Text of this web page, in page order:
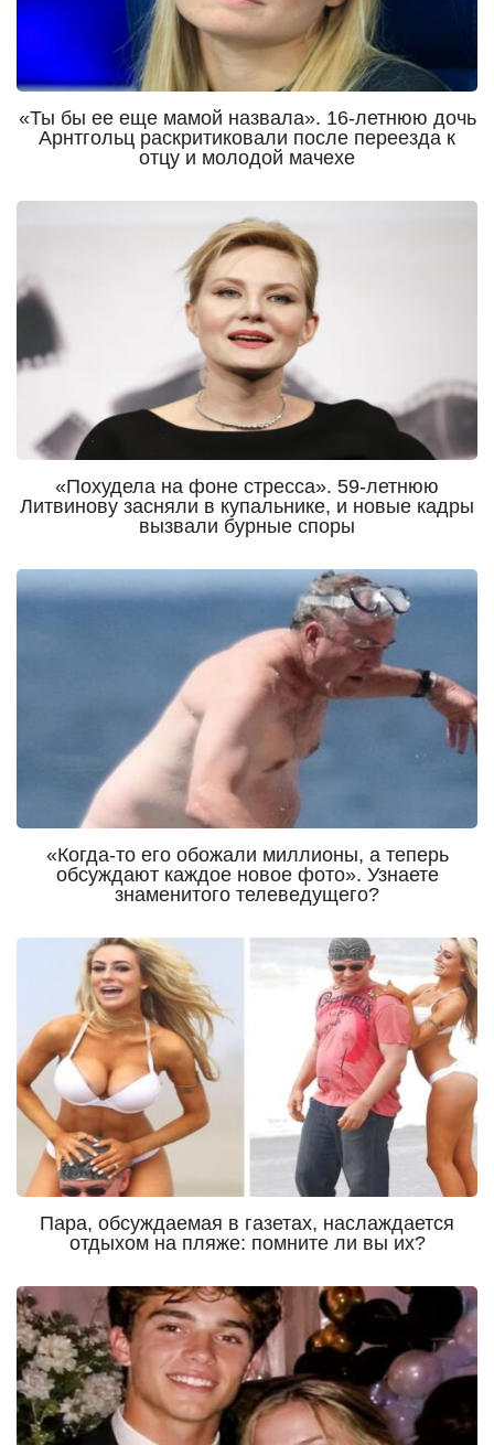
«Ты бы ее еще мамой назвала». 16-летнюю дочь
Арнтгольц раскритиковали после переезда к
отцу и молодой мачехе
«Похудела на фоне стресса». 59-летнюю
Литвинову засняли в купальнике, и новые кадры
вызвали бурные споры
«Когда-то его обожали миллионы, а теперь
обсуждают каждое новое фото». Узнаете
знаменитого телеведущего?
Пара, обсуждаемая в газетах, наслаждается
отдыхом на пляже: помните ли вы их?